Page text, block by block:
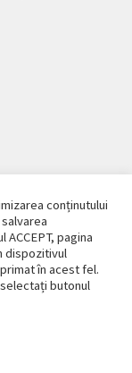
conținutului
pagina
dispozitivul
în acest fel.
butonul